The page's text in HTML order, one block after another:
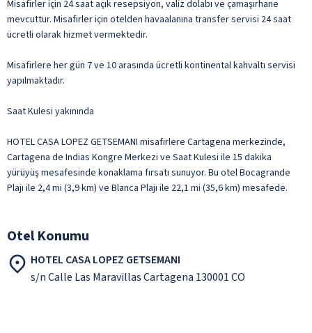
Misafirler için 24 saat açık resepsiyon, valiz dolabı ve çamaşırhane
mevcuttur. Misafirler için otelden havaalanına transfer servisi 24 saat
ücretli olarak hizmet vermektedir.
Misafirlere her gün 7 ve 10 arasında ücretli kontinental kahvaltı servisi
yapılmaktadır.
Saat Kulesi yakınında
HOTEL CASA LOPEZ GETSEMANI misafirlere Cartagena merkezinde,
Cartagena de Indias Kongre Merkezi ve Saat Kulesi ile 15 dakika
yürüyüş mesafesinde konaklama fırsatı sunuyor. Bu otel Bocagrande
Plajı ile 2,4 mi (3,9 km) ve Blanca Plajı ile 22,1 mi (35,6 km) mesafede.
Otel Konumu
HOTEL CASA LOPEZ GETSEMANI
s/n Calle Las Maravillas Cartagena 130001 CO